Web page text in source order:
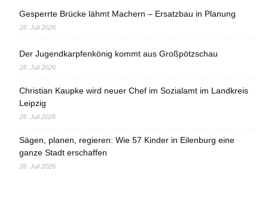
Gesperrte Brücke lähmt Machern – Ersatzbau in Planung
28. Juli 2026
Der Jugendkarpfenkönig kommt aus Großpötzschau
28. Juli 2026
Christian Kaupke wird neuer Chef im Sozialamt im Landkreis
Leipzig
28. Juli 2026
Sägen, planen, regieren: Wie 57 Kinder in Eilenburg eine
ganze Stadt erschaffen
28. Juli 2026